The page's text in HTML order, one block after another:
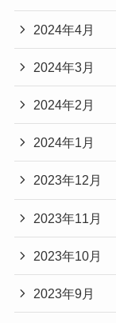
2024年4月
2024年3月
2024年2月
2024年1月
2023年12月
2023年11月
2023年10月
2023年9月